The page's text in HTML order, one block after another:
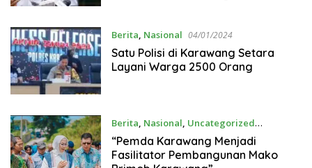
Berita, Nasional 04/01/2024
Satu Polisi di Karawang Setara
Layani Warga 2500 Orang
Berita, Nasional, Uncategorized
10/08/2023
“Pemda Karawang Menjadi
Fasilitator Pembangunan Mako